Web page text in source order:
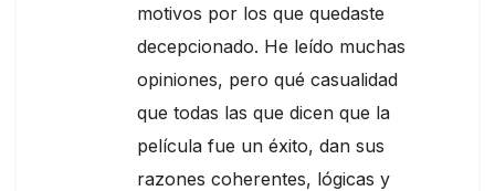
motivos por los que quedaste
decepcionado. He leído muchas
opiniones, pero qué casualidad
que todas las que dicen que la
película fue un éxito, dan sus
razones coherentes, lógicas y